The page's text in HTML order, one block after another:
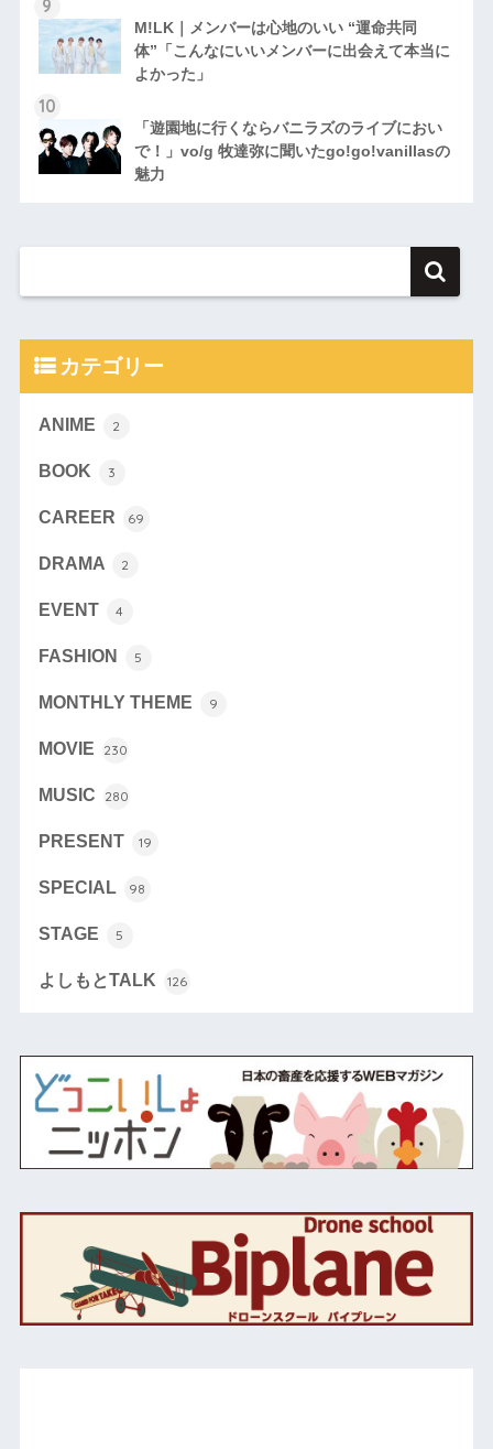
M!LK｜メンバーは心地のいい “運命共同
体”「こんなにいいメンバーに出会えて本当に
よかった」
「遊園地に行くならバニラズのライブにおい
で！」vo/g 牧達弥に聞いたgo!go!vanillasの
魅力
カテゴリー
ANIME 2
BOOK 3
CAREER 69
DRAMA 2
EVENT 4
FASHION 5
MONTHLY THEME 9
MOVIE 230
MUSIC 280
PRESENT 19
SPECIAL 98
STAGE 5
よしもとTALK 126